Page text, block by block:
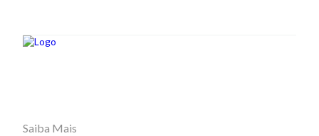
Saiba Mais